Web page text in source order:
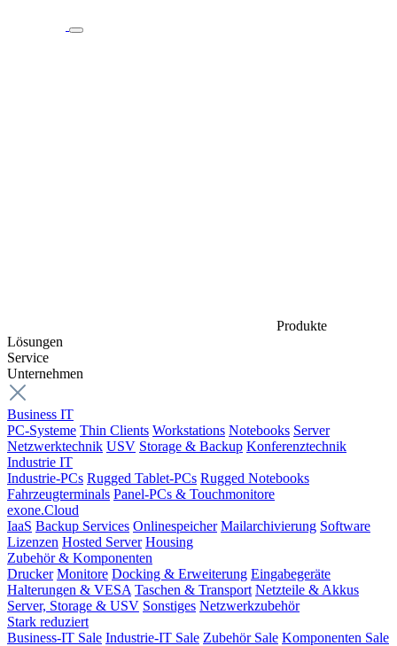
Produkte
Lösungen
Service
Unternehmen
Business IT
PC-Systeme Thin Clients Workstations Notebooks Server
Netzwerktechnik USV Storage & Backup Konferenztechnik
Industrie IT
Industrie-PCs Rugged Tablet-PCs Rugged Notebooks
Fahrzeugterminals Panel-PCs & Touchmonitore
exone.Cloud
IaaS Backup Services Onlinespeicher Mailarchivierung Software
Lizenzen Hosted Server Housing
Zubehör & Komponenten
Drucker Monitore Docking & Erweiterung Eingabegeräte
Halterungen & VESA Taschen & Transport Netzteile & Akkus
Server, Storage & USV Sonstiges Netzwerkzubehör
Stark reduziert
Business-IT Sale Industrie-IT Sale Zubehör Sale Komponenten Sale